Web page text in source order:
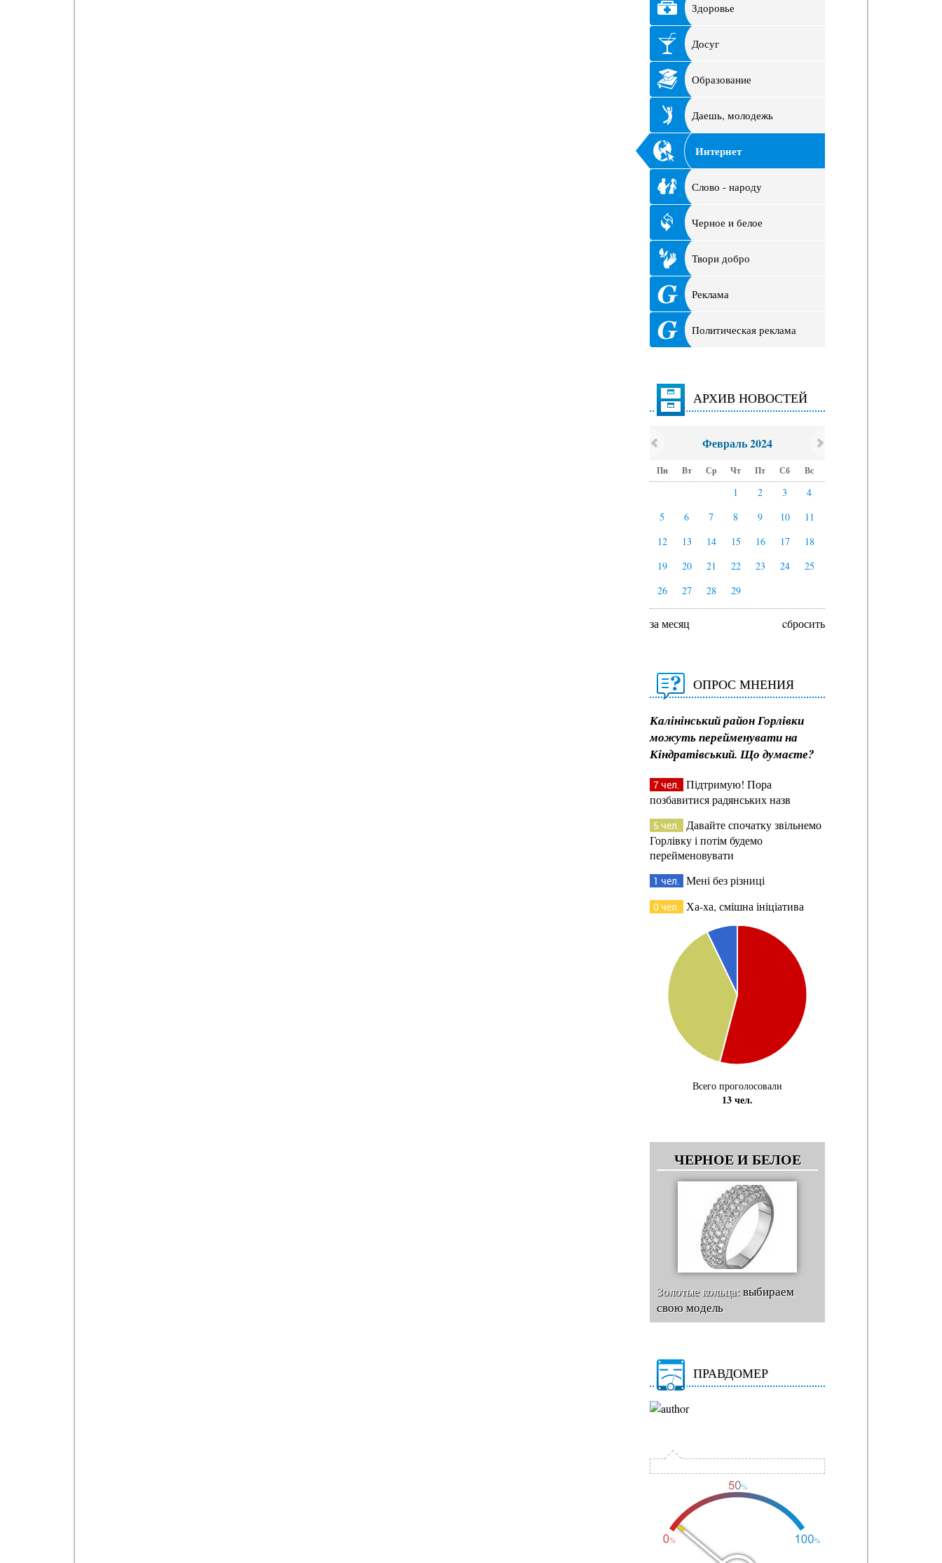
Здоровье
Досуг
Образование
Даешь, молодежь
Интернет
Слово - народу
Черное и белое
Твори добро
Реклама
Политическая реклама
АРХИВ НОВОСТЕЙ
Февраль 2024
Пн Вт Ср Чт Пт Сб Вс
1 2 3
4
5
6 7 8 9 10
11
12
13 14 15 16 17
18
19
20 21 22 23 24
25
26
27 28 29
за месяц cбросить
ОПРОС МНЕНИЯ
Калінінський район Горлівки
можуть перейменувати на
Кіндратівський. Що думаєте?
7 чел. Підтримую! Пора
позбавитися радянських назв
5 чел. Давайте спочатку звільнемо
Горлівку і потім будемо
перейменовувати
1 чел. Мені без різниці
0 чел. Ха-ха, смішна ініціатива
Всего проголосовали
13 чел.
ЧЕРНОЕ И БЕЛОЕ
Золотые кольца:выбираем
свою модель
ПРАВДОМЕР